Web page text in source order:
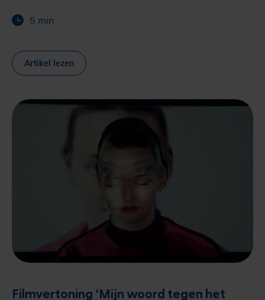
5 min
Artikel lezen
Filmvertoning ‘Mijn woord tegen het